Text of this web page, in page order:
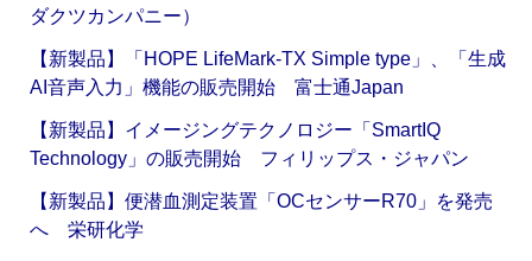
ダクツカンパニー）
【新製品】「HOPE LifeMark-TX Simple type」、「生成
AI音声入力」機能の販売開始 富士通Japan
【新製品】イメージングテクノロジー「SmartIQ
Technology」の販売開始 フィリップス・ジャパン
【新製品】便潜血測定装置「OCセンサーR70」を発売
へ 栄研化学